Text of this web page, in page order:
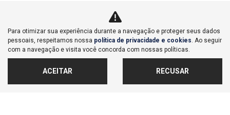
EXPORTACAO S/A
Para otimizar sua experiência durante a navegação e proteger seus dados
pessoais, respeitamos nossa política de privacidade e cookies. Ao seguir
com a navegação e visita você concorda com nossas políticas.
ACEITAR RECUSAR